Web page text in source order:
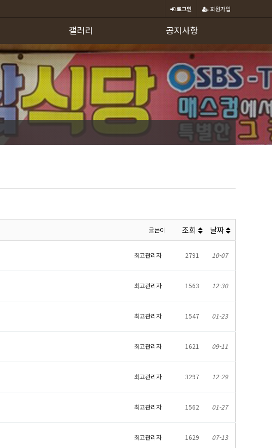
회원가입
로그인
갤러리 공지사항
글쓴이 조회 날짜
최고관리자 2791 10-07
최고관리자 1563 12-30
최고관리자 1547 01-23
최고관리자 1621 09-11
최고관리자 3297 12-29
최고관리자 1562 01-27
최고관리자 1629 07-13